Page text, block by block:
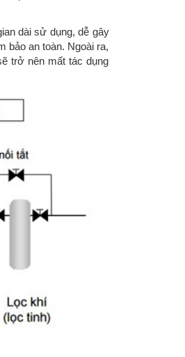
dài sử dụng, dễ gây
bảo an toàn. Ngoài ra,
trở nên mất tác dụng